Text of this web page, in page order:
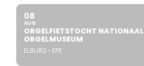
08
AUG
ORGELFIETSTOCHT NATIONAAL
ORGELMUSEUM
ELBURG • EPE